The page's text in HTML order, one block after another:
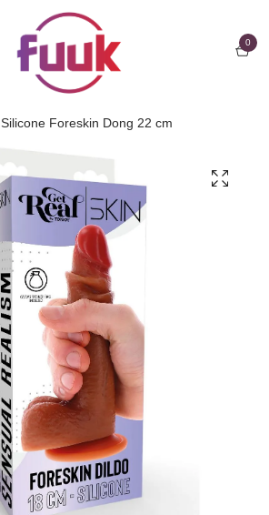
0
Silicone Foreskin Dong 22 cm